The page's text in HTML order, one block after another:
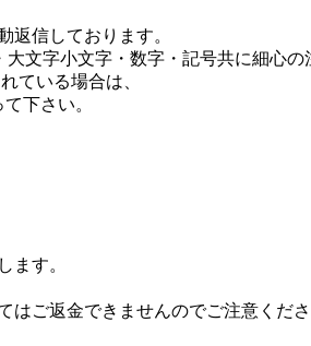
返信しております。
文字小文字・数字・記号共に細心の
ている場合は、
下さい。
ます。
ご返金できませんのでご注意くださ